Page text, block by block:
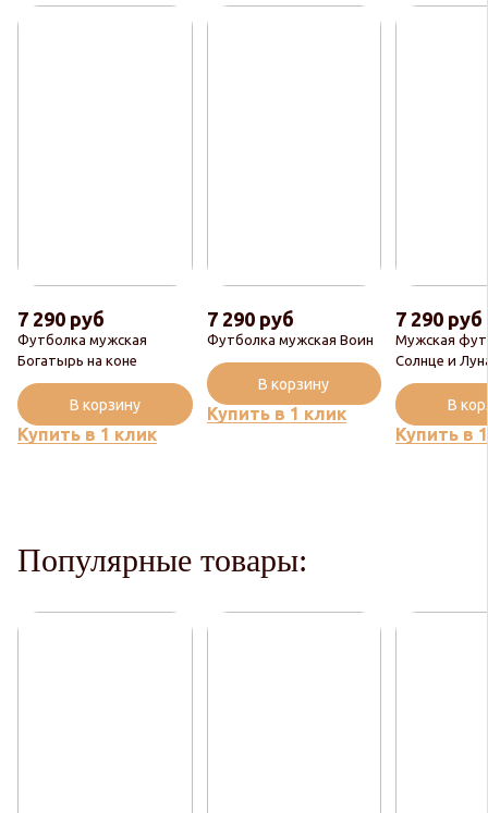
Футболка мужская
Богатырь на коне
7 290 руб
Купить в 1 клик
В корзину
Футболка мужская Воин
7 290 руб
Купить в 1 клик
В корзину
Мужская
Солнце и
7 290 руб
Купить в
В
Популярные товары: